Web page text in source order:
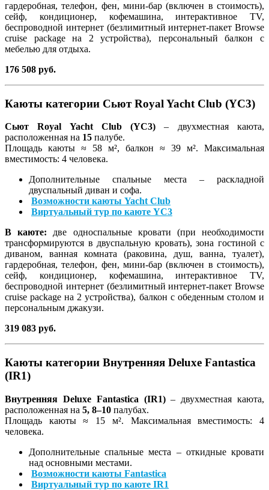
гардеробная, телефон, фен, мини-бар (включен в стоимость),
сейф, кондиционер, кофемашина, интерактивное TV,
беспроводной интернет (безлимитный интернет-пакет Browse
cruise package на 2 устройства), персональный балкон с
мебелью для отдыха.
176 508 руб.
Каюты категории Сьют Royal Yacht Club (YC3)
Сьют Royal Yacht Club (YC3)–
двухместная каюта,
расположенная на 15 палубе.
Площадь каюты ≈ 58 м², балкон ≈ 39 м². Максимальная
вместимость: 4 человека.
Дополнительные спальные места – раскладной
двуспальный диван и софа.
Возможности каюты Yacht Club
Виртуальный тур по каюте YC3
В каюте: две односпальные кровати (при необходимости
трансформируются в двуспальную кровать), зона гостиной с
диваном, ванная комната (раковина, душ, ванна, туалет),
гардеробная, телефон, фен, мини-бар (включен в стоимость),
сейф, кондиционер, кофемашина, интерактивное TV,
беспроводной интернет (безлимитный интернет-пакет Browse
cruise package на 2 устройства), балкон с обеденным столом и
персональным джакузи.
319 083 руб.
Каюты категории Внутренняя Deluxe Fantastica
(IR1)
Внутренняя Deluxe Fantastica (IR1)– двухместная каюта,
расположенная на 5, 8–10 палубах.
Площадь каюты ≈ 15 м². Максимальная вместимость: 4
человека.
Дополнительные спальные места – откидные кровати
над основными местами.
Возможности каюты Fantastica
Виртуальный тур по каюте IR1